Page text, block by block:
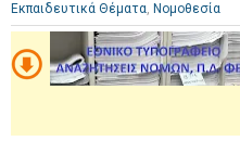
Εκπαιδευτικά Θέματα, Νομοθεσία